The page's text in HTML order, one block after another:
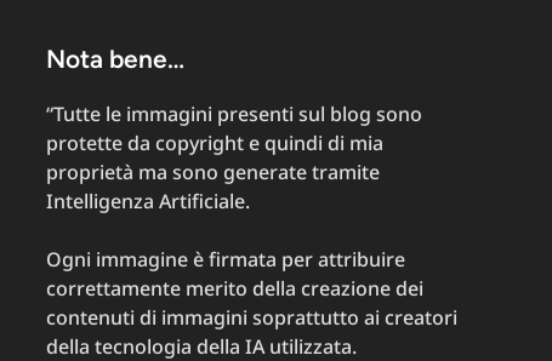
Nota bene…
“Tutte le immagini presenti sul blog sono
protette da copyright e quindi di mia
proprietà ma sono generate tramite
Intelligenza Artificiale.
Ogni immagine è firmata per attribuire
correttamente merito della creazione dei
contenuti di immagini soprattutto ai creatori
della tecnologia della IA utilizzata.